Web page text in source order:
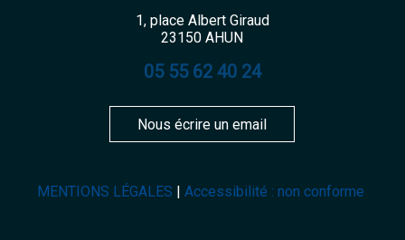
1, place Albert Giraud
23150 AHUN
05 55 62 40 24
Nous écrire un email
MENTIONS LÉGALES Accessibilité : non conforme